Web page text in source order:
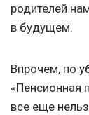
родителей
в будущем.
Впрочем, по
«Пенсионная
все еще